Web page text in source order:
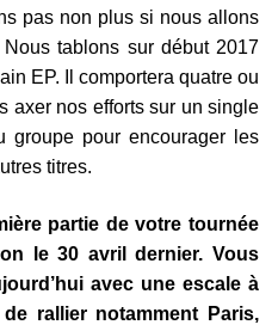
pas non plus si nous allons
tablons sur début 2017
EP. Il comportera quatre ou
axer nos efforts sur un single
groupe pour encourager les
titres.
partie de votre tournée
le 30 avril dernier. Vous
avec une escale à
rallier notamment Paris,